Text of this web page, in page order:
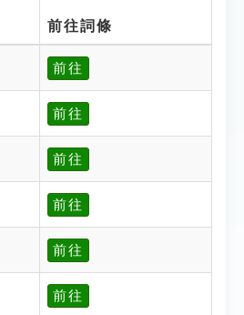
前往詞條
前往
前往
前往
前往
前往
前往